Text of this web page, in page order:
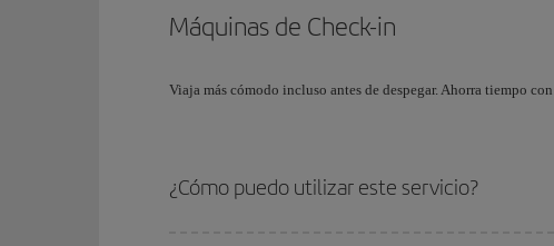
Máquinas de Check-in
Viaja más cómodo incluso antes de despegar. Ahorra tiempo
¿Cómo puedo utilizar este servicio?